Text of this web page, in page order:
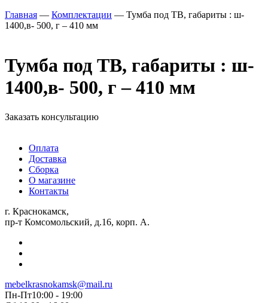
Главная — Комплектации — Тумба под ТВ, габариты : ш-
1400,в- 500, г – 410 мм
Тумба под ТВ, габариты : ш-
1400,в- 500, г – 410 мм
Заказать консультацию
Оплата
Доставка
Сборка
О магазине
Контакты
г. Краснокамск,
пр-т Комсомольский, д.16, корп. А.
mebelkrasnokamsk@mail.ru
Пн-Пт10:00 - 19:00